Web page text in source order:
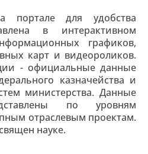
портале для удобства
в интерактивном
графиков,
карт и видеороликов.
- официальные данные
казначейства и
министерства. Данные
по уровням
отраслевым проектам.
науке.